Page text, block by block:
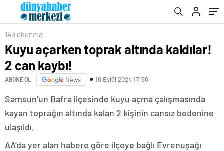
149 okunma
Kuyu açarken toprak altında kaldılar!
2 can kaybı!
ABONE OL News 10 Eylül 2024 17:50
Samsun’un Bafra ilçesinde kuyu açma çalışmasında
kayan toprağın altında kalan 2 kişinin cansız bedenine
ulaşıldı.
AA’da yer alan habere göre ilçeye bağlı Evrenuşağı